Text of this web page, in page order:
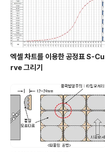
엑셀 차트를 이용한 공정표 S-Cu
rve 그리기